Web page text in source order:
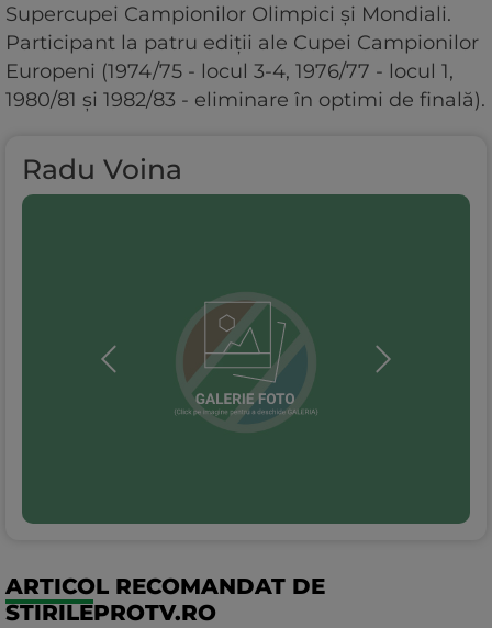
Supercupei Campionilor Olimpici și Mondiali.
Participant la patru ediții ale Cupei Campionilor
Europeni (1974/75 - locul 3-4, 1976/77 - locul 1,
1980/81 și 1982/83 - eliminare în optimi de finală).
Radu Voina
ARTICOL RECOMANDAT DE
STIRILEPROTV.RO